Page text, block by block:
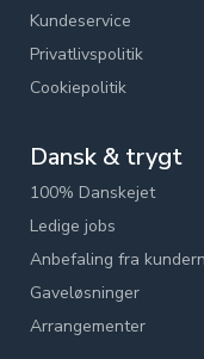
Kundeservice
Privatlivspolitik
Cookiepolitik
Dansk & trygt
100% Danskejet
Ledige jobs
Anbefaling fra
Gaveløsninger
Arrangementer